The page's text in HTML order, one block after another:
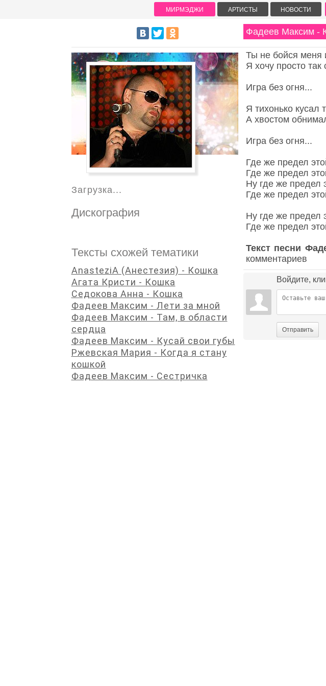
Фадеев Максим -
Ты не бойся меня
Я хочу просто так
Игра без огня...
Я тихонько кусал
А хвостом
Игра без огня...
Где же предел
Где же предел
Ну где же предел
Где же предел
Ну где же предел
Где же предел
Текст песни
комментариев
Войдите,
Отправить
Загрузка...
Дискография
Тексты схожей тематики
AnasteziA (Анестезия) - Кошка
Агата Кристи - Кошка
Седокова Анна - Кошка
Фадеев Максим - Лети за мной
Фадеев Максим - Там, в области
сердца
Фадеев Максим - Кусай свои губы
Ржевская Мария - Когда я стану
кошкой
Фадеев Максим - Сестричка
МИРМЭДЖИ АРТИСТЫ НОВОСТИ